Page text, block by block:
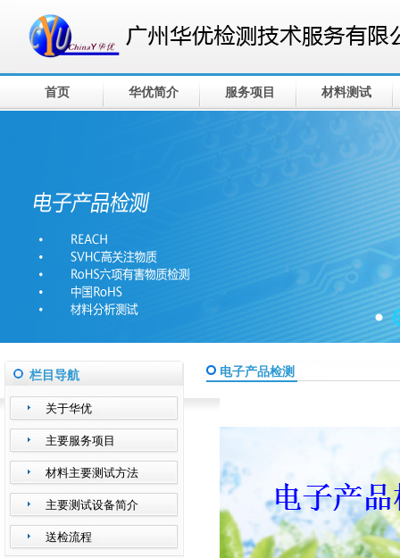
首页 华优简介 服务项目 材料测试
栏目导航
关于华优
主要服务项目
材料主要测试方法
主要测试设备简介
送检流程
电子产品检测